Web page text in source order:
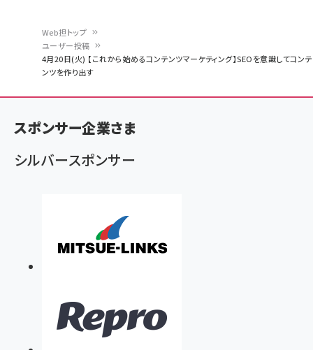
く
ず
Web担トップ
ユーザー投稿
4月20日(火) 【これから始めるコンテンツマーケティング】SEOを意識してコンテ
ンツを作り出す
スポンサー企業さま
シルバースポンサー